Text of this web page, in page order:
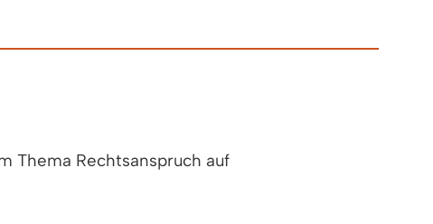
Thema Rechtsanspruch auf